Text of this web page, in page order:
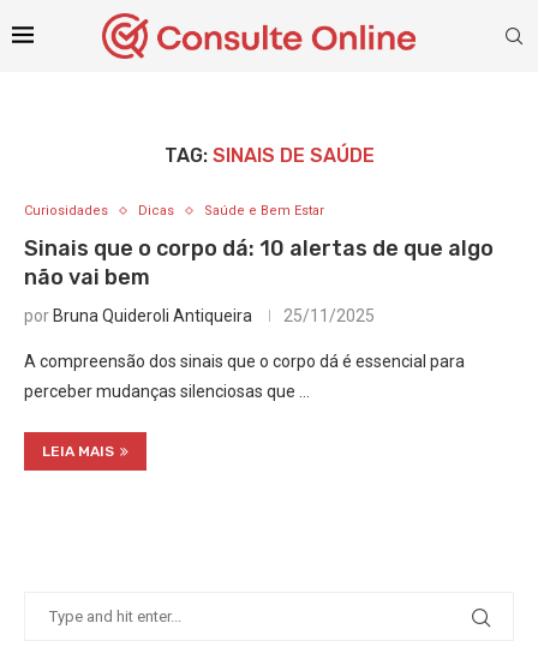
TAG: SINAIS DE SAÚDE
Curiosidades Dicas Saúde e Bem Estar
Sinais que o corpo dá: 10 alertas de que algo
não vai bem
por Bruna Quideroli Antiqueira 25/11/2025
A compreensão dos sinais que o corpo dá é essencial para
perceber mudanças silenciosas que …
LEIA MAIS